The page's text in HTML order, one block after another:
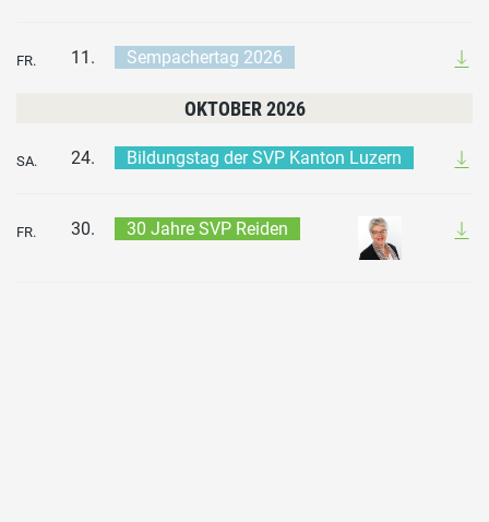
FR. 11. Sempachertag 2026
OKTOBER 2026
SA. 24. Bildungstag der SVP Kanton Luzern
FR. 30. 30 Jahre SVP Reiden